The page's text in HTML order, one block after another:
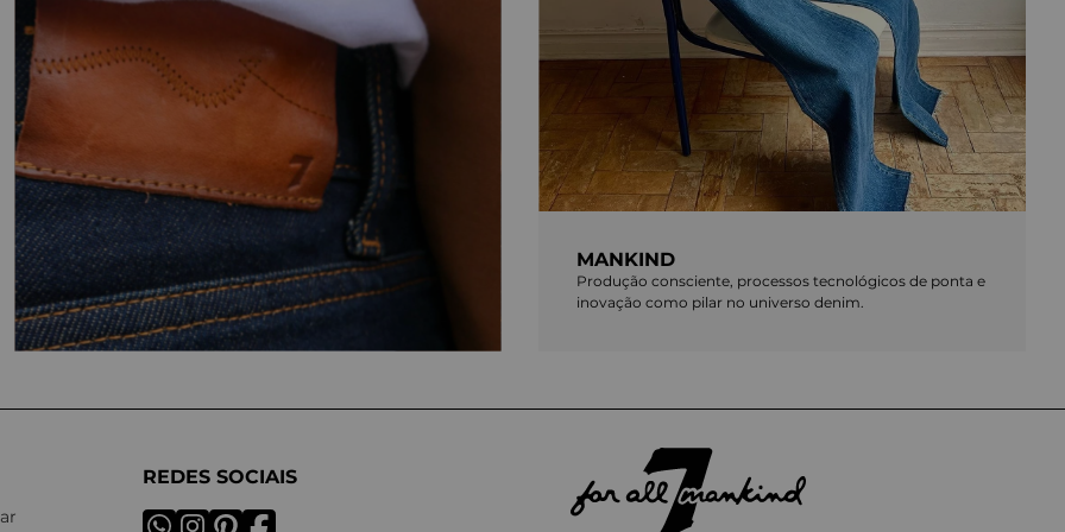
MANKIND
Produção consciente, processos tecnológicos de ponta e
inovação como pilar no universo denim.
REDES SOCIAIS